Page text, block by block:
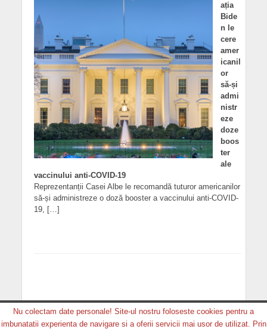
ația
Bide
n le
cere
amer
icanil
or
să-și
admi
nistr
eze
doze
boos
ter
ale
vaccinului anti-COVID-19
Reprezentanții Casei Albe le recomandă tuturor americanilor
să-și administreze o doză booster a vaccinului anti-COVID-
19, […]
Nu colectam date personale! Site-ul nostru foloseste cookies pentru a
imbunatatii experienta de navigare si a oferii servicii mai usor de utilizat. Prin